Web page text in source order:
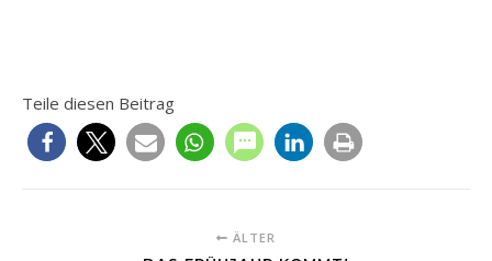
Teile diesen Beitrag
ÄLTER